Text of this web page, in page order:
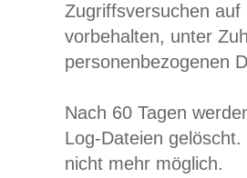
Zugriffsversuchen
vorbehalten, unter
personenbezogenen
Nach 60 Tagen
Log-Dateien
nicht mehr möglich.